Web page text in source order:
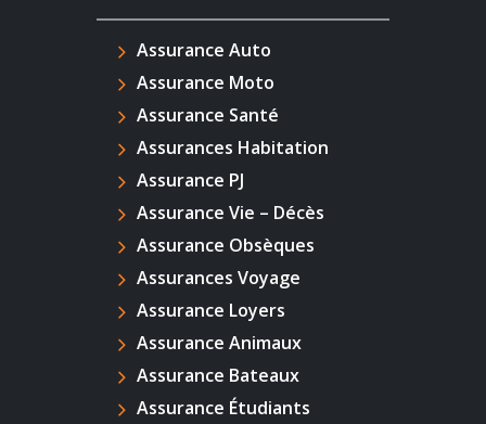
Assurance Auto
Assurance Moto
Assurance Santé
Assurances Habitation
Assurance PJ
Assurance Vie – Décès
Assurance Obsèques
Assurances Voyage
Assurance Loyers
Assurance Animaux
Assurance Bateaux
Assurance Étudiants